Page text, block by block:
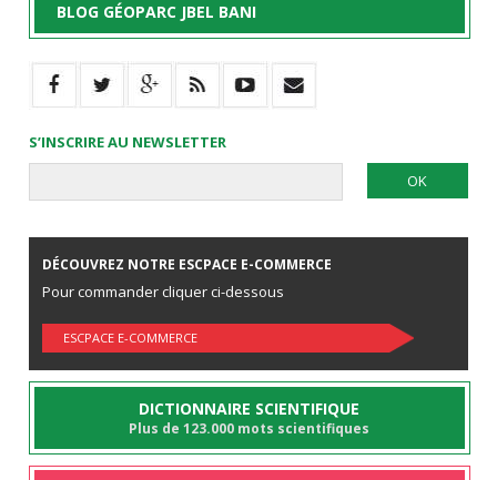
BLOG GÉOPARC JBEL BANI
S’INSCRIRE AU NEWSLETTER
DÉCOUVREZ NOTRE ESCPACE E-COMMERCE
Pour commander cliquer ci-dessous
ESCPACE E-COMMERCE
DICTIONNAIRE SCIENTIFIQUE
Plus de 123.000 mots scientifiques